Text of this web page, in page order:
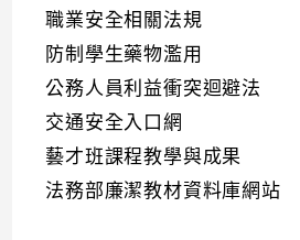
職業安全相關法規
防制學生藥物濫用
公務人員利益衝突迴避法
交通安全入口網
藝才班課程教學與成果
法務部廉潔教材資料庫網站